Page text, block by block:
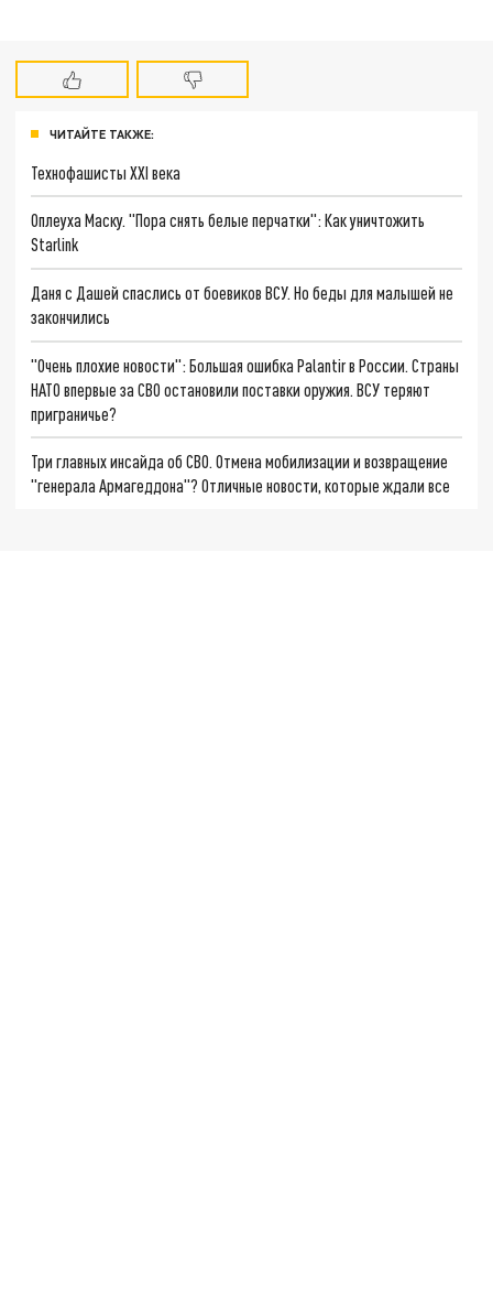
ЧИТАЙТЕ ТАКЖЕ:
Технофашисты XXI века
Оплеуха Маску. "Пора снять белые перчатки": Как уничтожить
Starlink
Даня с Дашей спаслись от боевиков ВСУ. Но беды для малышей не
закончились
"Очень плохие новости": Большая ошибка Palantir в России. Страны
НАТО впервые за СВО остановили поставки оружия. ВСУ теряют
приграничье?
Три главных инсайда об СВО. Отмена мобилизации и возвращение
"генерала Армагеддона"? Отличные новости, которые ждали все